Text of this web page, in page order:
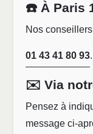
☎️ À Paris
Nos
01 43 41 80 93.
✉️ Via
Pensez à
message ci-